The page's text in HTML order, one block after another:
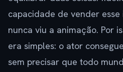
capacidade de vender
nunca viu a animação. Por
era simples: o ator
sem precisar que todo